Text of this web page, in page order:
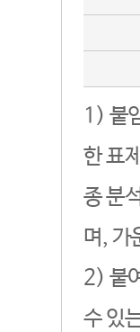
1) 붙
한 표
종 분
며, 가
2) 붙
수 있